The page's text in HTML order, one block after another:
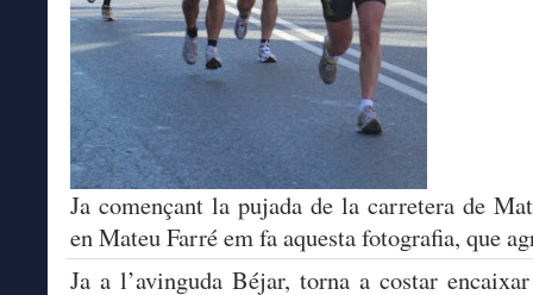
Ja començant la pujada de la carretera de
en Mateu Farré em fa aquesta fotografia, que
Ja a l’avinguda Béjar, torna a costar